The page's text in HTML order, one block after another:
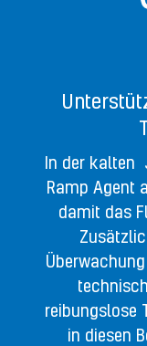
In der kalten
Ramp Agent
damit das
reibungslose
in diesen